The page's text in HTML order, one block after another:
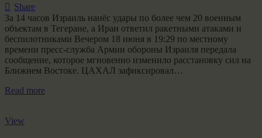
Share
За 14 часов Израиль нанёс удары по более чем 20 военным
объектам в Тегеране, а Иран ответил ракетными атаками и
беспилотниками Вечером 18 июня в 19:29 по местному
времени пресс-служба Армии обороны Израиля передала
сообщение, которое мгновенно изменило расстановку сил на
Ближнем Востоке. ЦАХАЛ зафиксировал…
Read more
View